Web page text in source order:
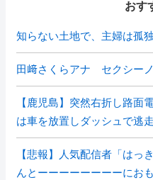
おす
知らない土地で、主婦は孤
田﨑さくらアナ セクシーノ
【鹿児島】突然右折し路
は車を放置しダッシュで逃
【悲報】人気配信者「はっ
んとーーーーーーーーにお